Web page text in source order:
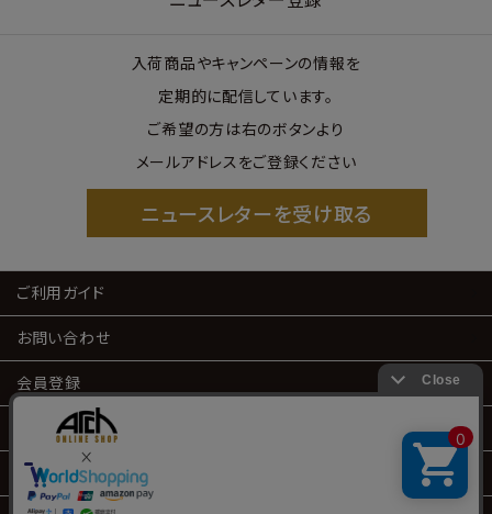
入荷商品やキャンペーンの情報を
定期的に配信しています。
ご希望の方は右のボタンより
メールアドレスをご登録ください
ニュースレターを受け取る
ご利用ガイド
お問い合わせ
会員登録
会員サービス
特定商取引